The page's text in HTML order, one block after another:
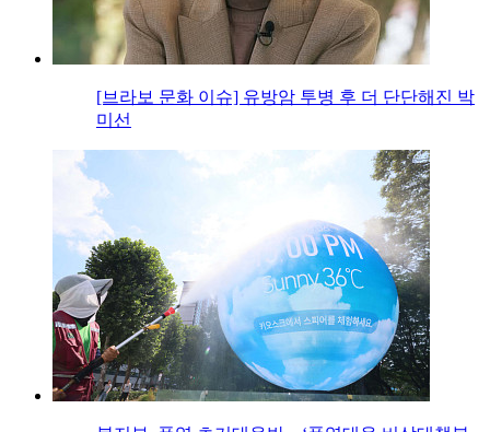
[브라보 문화 이슈] 유방암 투병 후 더 단단해진 박
미선